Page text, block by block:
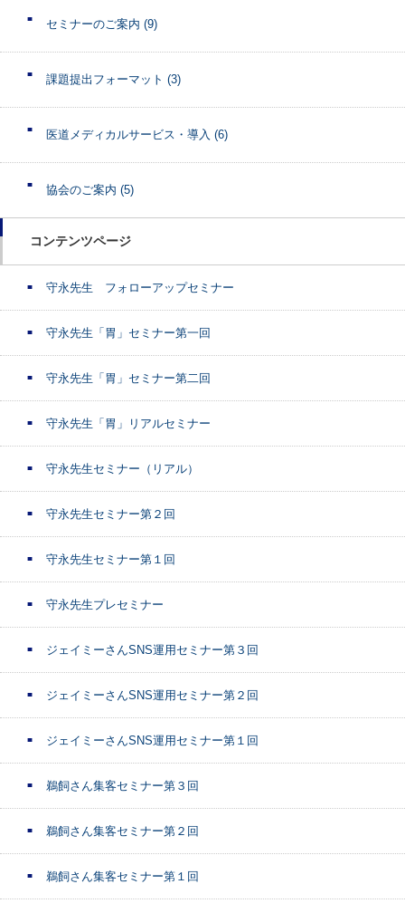
セミナーのご案内 (9)
課題提出フォーマット (3)
医道メディカルサービス・導入 (6)
協会のご案内 (5)
コンテンツページ
守永先生 フォローアップセミナー
守永先生「胃」セミナー第一回
守永先生「胃」セミナー第二回
守永先生「胃」リアルセミナー
守永先生セミナー（リアル）
守永先生セミナー第２回
守永先生セミナー第１回
守永先生プレセミナー
ジェイミーさんSNS運用セミナー第３回
ジェイミーさんSNS運用セミナー第２回
ジェイミーさんSNS運用セミナー第１回
鵜飼さん集客セミナー第３回
鵜飼さん集客セミナー第２回
鵜飼さん集客セミナー第１回